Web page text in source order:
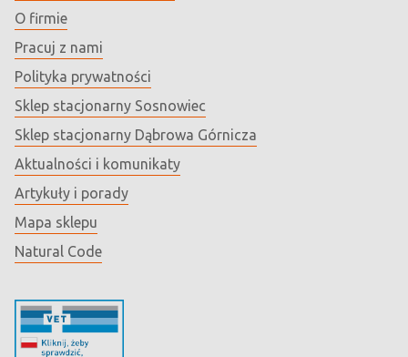
O firmie
Pracuj z nami
Polityka prywatności
Sklep stacjonarny Sosnowiec
Sklep stacjonarny Dąbrowa Górnicza
Aktualności i komunikaty
Artykuły i porady
Mapa sklepu
Natural Code